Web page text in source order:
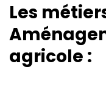
Les
agricole :